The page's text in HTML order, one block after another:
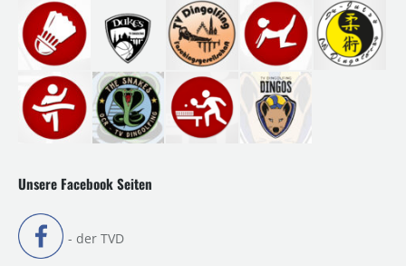
Unsere Facebook Seiten
- der TVD